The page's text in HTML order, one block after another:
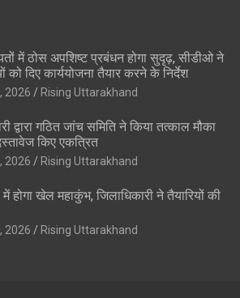
में ठोस अपशिष्ट प्रबंधन होगा सुदृढ़, सीडीओ ने
को दिए कार्ययोजना तैयार करने के निर्देश
2026 Rising Uttarakhand
द्वारा गठित जांच समिति ने किया तत्काल मौका
किए एकत्रित
2026 Rising Uttarakhand
होगा खेल महाकुंभ, जिलाधिकारी ने तैयारियों की
2026 Rising Uttarakhand